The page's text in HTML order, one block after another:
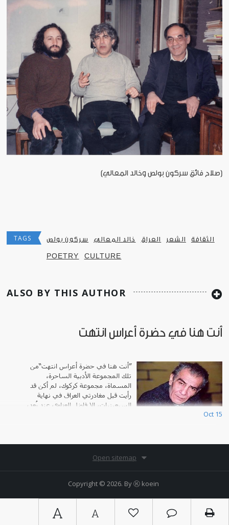
A A
[صلاح فائق سركون بولص وخالد المعالي]
TAGS سركون بولص خالد المعالي العراق الشعر الثقافة
POETRY CULTURE
ALSO BY THIS AUTHOR
أنت هنا في حضرة أعراس انتهت
”أنت هنا في حضرة أعراس انتهت“من
تلك المجموعة الأدبية الساحرة،
المسماة، مجموعة كركوك، لم أكن قد
رأيت قبل مغادرتي العراق في نهاية
السبعينيات، إلا فاضل العزاوي عند بُعد،
Oct 15
Open sitemap
Copyright © 2026. ByⓀ koein